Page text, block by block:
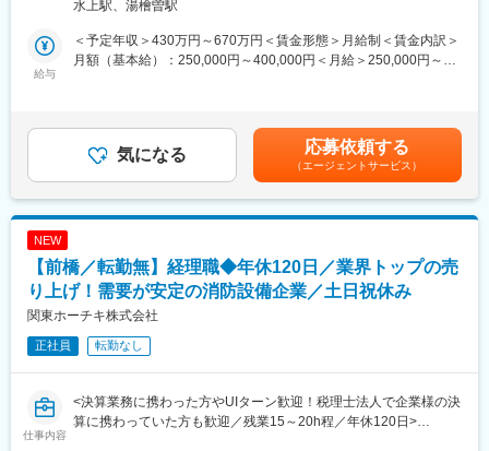
理、安全管理など）
・部下指導・育成、経営層との連携、他部署、発注先・下請け先
との連携
・工事書類、写真、図面等の作成・提出
待しています。
■案件の特徴：
幹線の鉄道設備維持管理実績と技術は当社の代名詞となっていま
す。
・現場のエリアは群馬県内を中心(8割程度)に、他埼玉県大宮～熊
谷あたりまでございます。現場によっては泊りがけとなることも
あり、その場合は会社でアパートを借ります。また、夜間対応も
■募集背景：
水上駅、湯檜曽駅
給与
＜予定年収＞430万円～670万円＜賃金形態＞月給制＜賃金内訳＞
月額（基本給）：250,000円～400,000円＜月給＞250,000円～
記載金額は選考を通じて上下する可能性があります。月給(月額)は
固定手当を含みます。
気になる 応募依頼する
（エージェントサービス）
NEW
【前橋／転勤無】経理職◆年休120日／業界トップの売
り上げ！需要が安定の消防設備企業／土日祝休み
関東ホーチキ株式会社
正社員 転勤なし
仕事内容
<決算業務に携わった方やUIターン歓迎！税理士法人で企業様の決
算に携わっていた方も歓迎／残業15～20h程／年休120日>